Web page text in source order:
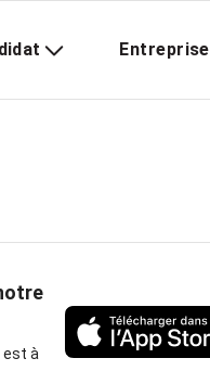
Entreprise
à